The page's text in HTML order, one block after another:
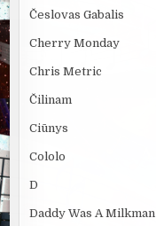
Česlovas Gabalis
Cherry Monday
Chris Metric
Čilinam
Ciūnys
Cololo
D
Daddy Was A Milkman